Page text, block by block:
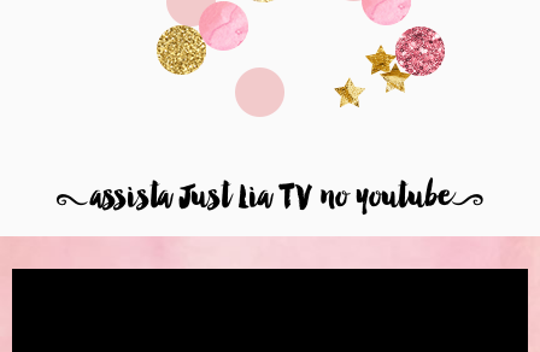
8assista Just Lia TV no youtube9